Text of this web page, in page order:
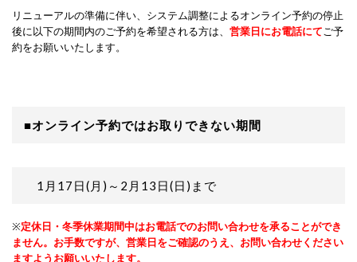
リニューアルの準備に伴い、システム調整によるオンライン予約の停止
後に以下の期間内のご予約を希望される方は、 営業日にお電話にて ご予
約をお願いいたします。
■オンライン予約ではお取りできない期間
1月17日(月)～2月13日(日)まで
※定休日・冬季休業期間中はお電話でのお問い合わせを承ることができ
ません。お手数ですが、営業日をご確認のうえ、お問い合わせください
ますようお願いいたします。